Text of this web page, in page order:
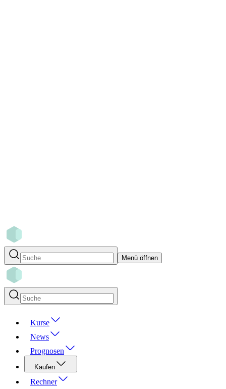
Menü öffnen
Kurse
News
Prognosen
Kaufen
Rechner